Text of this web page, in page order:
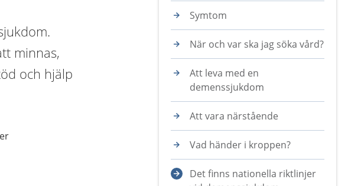
minnas,
och hjälp
Symtom
När och var ska jag söka vård?
Att leva med en
demenssjukdom
Att vara närstående
Vad händer i kroppen?
Det finns nationella riktlinjer